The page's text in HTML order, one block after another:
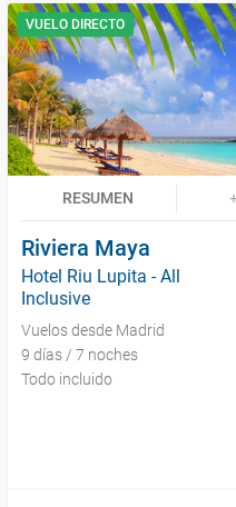
VUELO DIRECTO
RESUMEN
Riviera Maya
Hotel Riu Lupita - All
Inclusive
Vuelos desde Madrid
9 días / 7 noches
Todo incluido